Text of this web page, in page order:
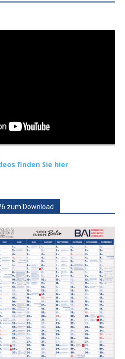
finden Sie hier
zum Download